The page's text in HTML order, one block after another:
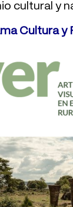
cultural y
Cultura y